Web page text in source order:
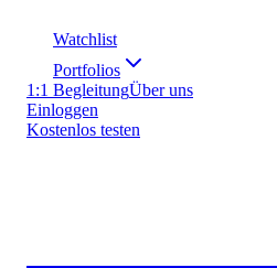
Watchlist
Portfolios
1:1 BegleitungÜber uns
Einloggen
Kostenlos testen